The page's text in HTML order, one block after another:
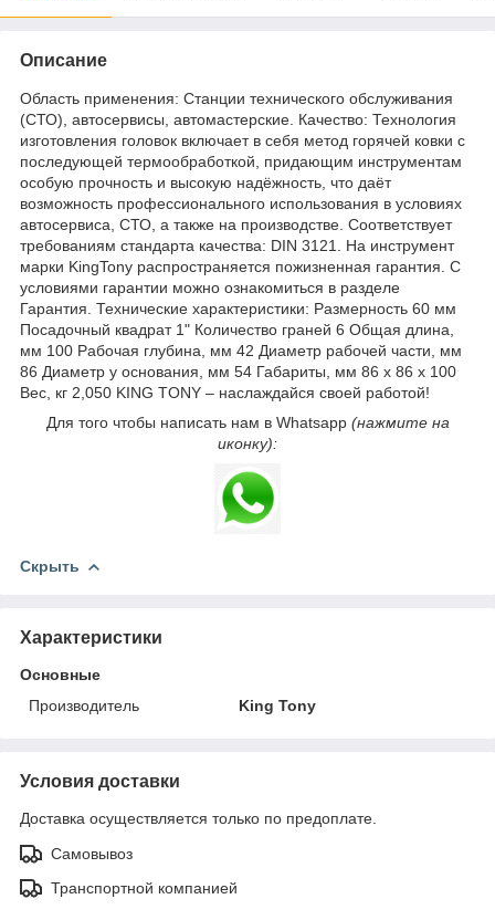
Описание
Область применения: Станции технического обслуживания
(СТО), автосервисы, автомастерские. Качество: Технология
изготовления головок включает в себя метод горячей ковки с
последующей термообработкой, придающим инструментам
особую прочность и высокую надёжность, что даёт
возможность профессионального использования в условиях
автосервиса, СТО, а также на производстве. Соответствует
требованиям стандарта качества: DIN 3121. На инструмент
марки KingTony распространяется пожизненная гарантия. С
условиями гарантии можно ознакомиться в разделе
Гарантия. Технические характеристики: Размерность 60 мм
Посадочный квадрат 1" Количество граней 6 Общая длина,
мм 100 Рабочая глубина, мм 42 Диаметр рабочей части, мм
86 Диаметр у основания, мм 54 Габариты, мм 86 х 86 х 100
Вес, кг 2,050 KING TONY – наслаждайся своей работой!
Для того чтобы написать нам в Whatsapp (нажмите на
иконку):
Скрыть
Характеристики
Основные
Производитель
King Tony
Условия доставки
Доставка осуществляется только по предоплате.
Самовывоз
Транспортной компанией